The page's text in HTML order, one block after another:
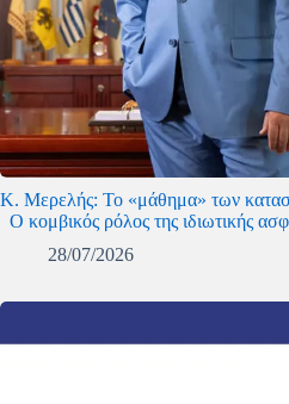
Κ. Μερελής: Το «μάθημα» των
Ο κομβικός ρόλος της ιδιωτικής
28/07/2026